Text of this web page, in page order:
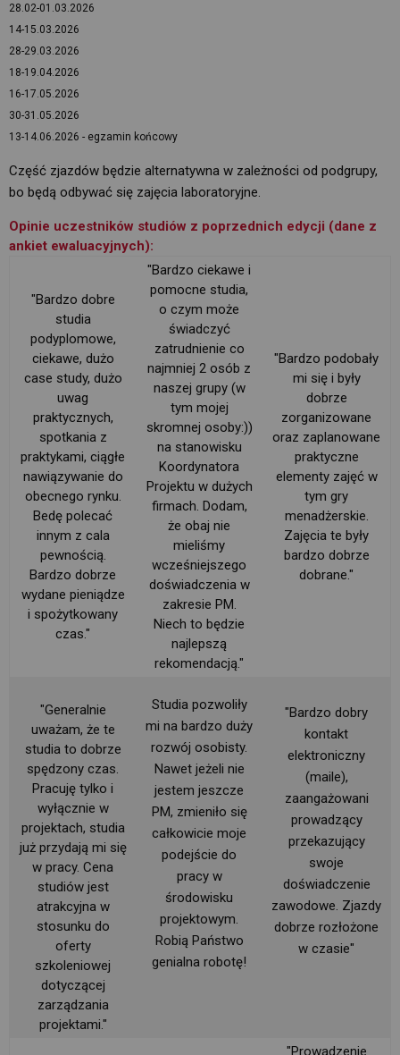
28.02-01.03.2026
14-15.03.2026
28-29.03.2026
18-19.04.2026
16-17.05.2026
30-31.05.2026
13-14.06.2026 - egzamin końcowy
Część zjazdów będzie alternatywna w zależności od podgrupy,
bo będą odbywać się zajęcia laboratoryjne.
Opinie uczestników studiów z poprzednich edycji (dane z
ankiet ewaluacyjnych):
"Bardzo dobre
studia
podyplomowe,
ciekawe, dużo
case study, dużo
uwag
praktycznych,
spotkania z
praktykami, ciągłe
nawiązywanie do
obecnego rynku.
Bedę polecać
innym z cala
pewnością.
Bardzo dobrze
wydane pieniądze
i spożytkowany
czas."
"Bardzo ciekawe i
pomocne studia,
o czym może
świadczyć
zatrudnienie co
najmniej 2 osób z
naszej grupy (w
tym mojej
skromnej osoby:))
na stanowisku
Koordynatora
Projektu w dużych
firmach. Dodam,
że obaj nie
mieliśmy
wcześniejszego
doświadczenia w
zakresie PM.
Niech to będzie
najlepszą
rekomendacją."
"Bardzo podobały
mi się i były
dobrze
zorganizowane
oraz zaplanowane
praktyczne
elementy zajęć w
tym gry
menadżerskie.
Zajęcia te były
bardzo dobrze
dobrane."
"Generalnie
uważam, że te
studia to dobrze
spędzony czas.
Pracuję tylko i
wyłącznie w
projektach, studia
już przydają mi się
w pracy. Cena
studiów jest
atrakcyjna w
stosunku do
oferty
szkoleniowej
dotyczącej
zarządzania
projektami."
Studia pozwoliły
mi na bardzo duży
rozwój osobisty.
Nawet jeżeli nie
jestem jeszcze
PM, zmieniło się
całkowicie moje
podejście do
pracy w
środowisku
projektowym.
Robią Państwo
genialna robotę!
"Bardzo dobry
kontakt
elektroniczny
(maile),
zaangażowani
prowadzący
przekazujący
swoje
doświadczenie
zawodowe. Zjazdy
dobrze rozłożone
w czasie"
"Prowadzenie